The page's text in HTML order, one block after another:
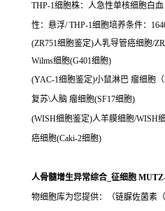
THP-1细胞株：人急性单核细胞白
性：悬浮/ THP-1细胞培养条件：
(ZR751细胞鉴定)人乳导管癌细胞/
Wilms细胞(G401细胞)
(YAC-1细胞鉴定)小鼠淋巴 瘤细胞
复苏\人脑 瘤细胞(SF17细胞)
(WISH细胞鉴定)人羊膜细胞/WISH
癌细胞(Caki-2细胞)
人骨髓增生异常综合_征细胞
物细胞库为您提供：（链脲佐菌素